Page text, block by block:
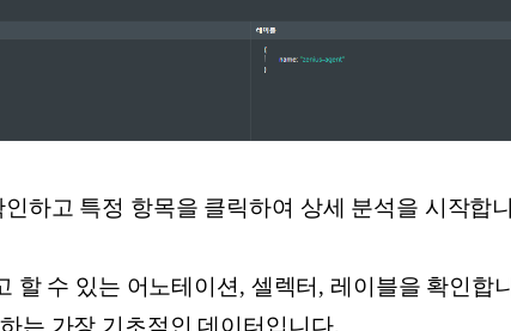
하고 특정 항목을 클릭하여 상세 분석을 시작합
할 수 있는 어노테이션, 셀렉터, 레이블을 확인합
는 가장 기초적인 데이터입니다.